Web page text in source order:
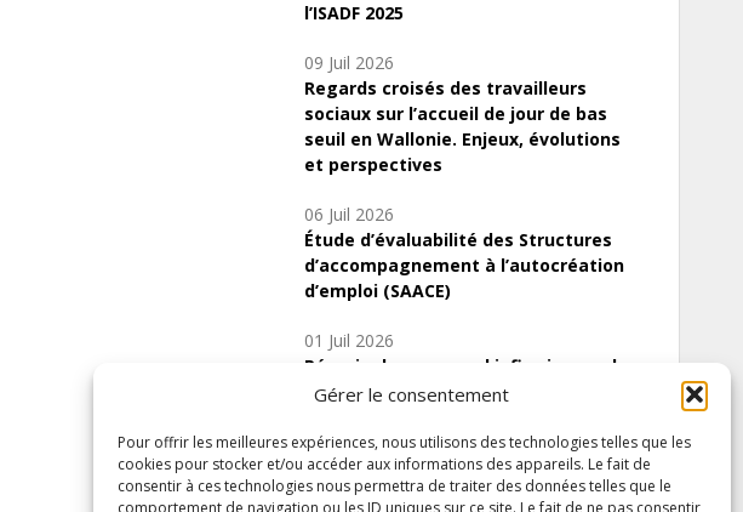
Gérer le consentement
Pour offrir les meilleures expériences, nous utilisons des technologies telles que les
cookies pour stocker et/ou accéder aux informations des appareils. Le fait de
consentir à ces technologies nous permettra de traiter des données telles que le
comportement de navigation ou les ID uniques sur ce site. Le fait de ne pas consentir
l’ISADF 2025
09 Juil 2026
Regards croisés des travailleurs
sociaux sur l’accueil de jour de bas
seuil en Wallonie. Enjeux, évolutions
et perspectives
06 Juil 2026
Étude d’évaluabilité des Structures
d’accompagnement à l’autocréation
d’emploi (SAACE)
01 Juil 2026
Pénurie du personnel infirmier :quels
indicateurs d’offre de soins pour